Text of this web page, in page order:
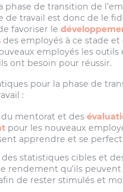
phase de transition de
de travail est donc de le
favoriser le
des employés à ce stade et
employés les outils
ont besoin pour réussir.
pour la phase de
:
du mentorat et des
pour les nouveaux
apprendre et se
des statistiques cibles et
rendement qu’ils peuvent
de rester stimulés et